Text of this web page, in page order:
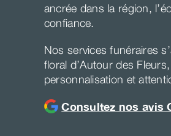
ancrée dans la région,
confiance.
Nos services funéraires
floral d’Autour des
personnalisation et
Consultez nos avis